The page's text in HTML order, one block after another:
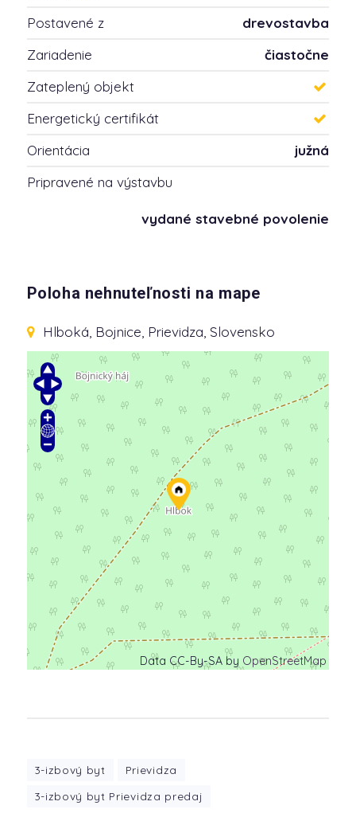
Postavené z
drevostavba
Zariadenie
čiastočne
Zateplený objekt
Energetický certifikát
Orientácia
južná
Pripravené na výstavbu
vydané stavebné povolenie
Poloha nehnuteľnosti na mape
Hlboká , Bojnice, Prievidza, Slovensko
Data CC-By-SA by OpenStreetMap
3-izbový byt
Prievidza
3-izbový byt Prievidza predaj